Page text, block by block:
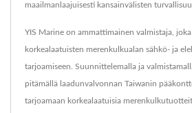
maailmanlaajuisesti kansainvälisten
YIS Marine on ammattimainen valmistaja,
korkealaatuisten merenkulkualan sähkö- ja
tarjoamiseen. Suunnittelemalla ja
pitämällä laadunvalvonnan Taiwanin
tarjoamaan korkealaatuisia